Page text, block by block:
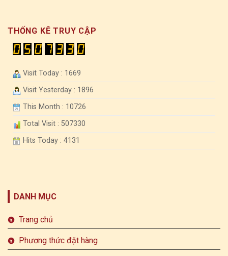
THỐNG KÊ TRUY CẬP
Visit Today : 1669
Visit Yesterday : 1896
This Month : 10726
Total Visit : 507330
Hits Today : 4131
DANH MỤC
Trang chủ
Phương thức đặt hàng